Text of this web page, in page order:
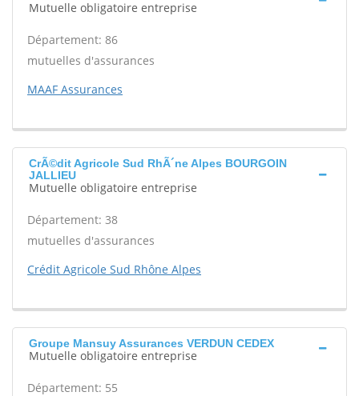
Mutuelle obligatoire entreprise
Département: 86
mutuelles d'assurances
MAAF Assurances
CrÃ©dit Agricole Sud RhÃ´ne Alpes BOURGOIN
JALLIEU
Mutuelle obligatoire entreprise
Département: 38
mutuelles d'assurances
Crédit Agricole Sud Rhône Alpes
Groupe Mansuy Assurances VERDUN CEDEX
Mutuelle obligatoire entreprise
Département: 55